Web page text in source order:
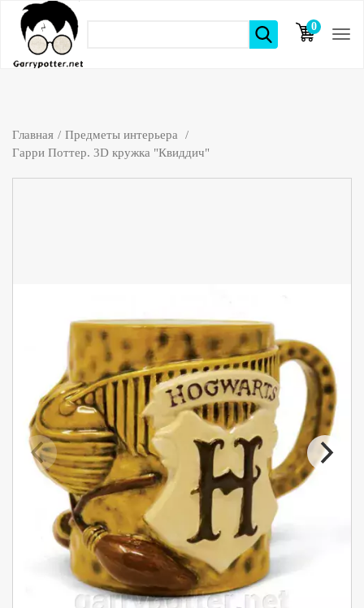
0
элементов
Главная
Предметы интерьера
Гарри Поттер. 3D кружка "Квиддич"